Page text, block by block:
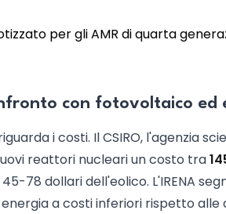
per gli AMR di quarta
con fotovoltaico ed
i costi. Il CSIRO, l'agenzia
reattori nucleari un costo tra
78 dollari dell'eolico. L'IRENA
a costi inferiori rispetto